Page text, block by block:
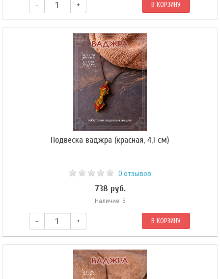
– + В КОРЗИНУ
Подвеска ваджра (красная, 4,1 см)
0 отзывов
738 руб.
Наличие: 5
– + В КОРЗИНУ
Подвеска без шнурка.